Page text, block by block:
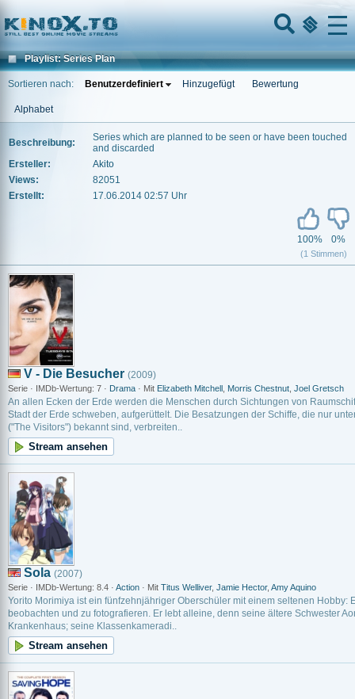
Home
Menu
Playlist: Series Plan
Sortieren nach: Benutzerdefiniert Hinzugefügt Bewertung
Alphabet
Beschreibung:
Series which are planned to be seen or have been touched
and discarded
Ersteller:
Akito
Views:
82051
Erstellt:
17.06.2014 02:57 Uhr
100% 0%
(1 Stimmen)
V - Die Besucher (2009)
Serie · IMDb-Wertung: 7 · Drama · Mit Elizabeth Mitchell Morris Chestnut Joel Gretsch
An allen Ecken der Erde werden die Menschen durch Sichtungen von
Stadt der Erde schweben, aufgerüttelt. Die Besatzungen der Schiffe, die nur
("The Visitors") bekannt sind, verbreiten..
Stream ansehen
Sola (2007)
Serie · IMDb-Wertung: 8.4 · Action · Mit Titus Welliver, Jamie Hector, Amy Aquino
Yorito Morimiya ist ein fünfzehnjähriger Oberschüler mit einem seltenen Hobby:
beobachten und zu fotografieren. Er lebt alleine, denn seine ältere Schwester
Krankenhaus; seine Klassenkameradi..
Stream ansehen